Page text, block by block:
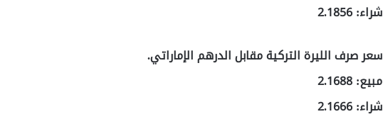
شراء: 2.1856
سعر صرف الليرة التركية مقابل الدرهم الإماراتي.
مبيع: 2.1688
شراء: 2.1666